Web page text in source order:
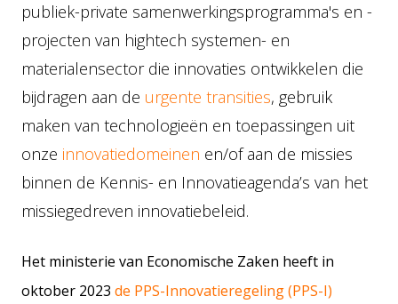
publiek-private samenwerkingsprogramma's en -
projecten van hightech systemen- en
materialensector die innovaties ontwikkelen die
bijdragen aan de urgente transities, gebruik
maken van technologieën en toepassingen uit
onze innovatiedomeinen en/of aan de missies
binnen de Kennis- en Innovatieagenda’s van het
missiegedreven innovatiebeleid.
Het ministerie van Economische Zaken heeft in
oktober 2023 de PPS-Innovatieregeling (PPS-I)